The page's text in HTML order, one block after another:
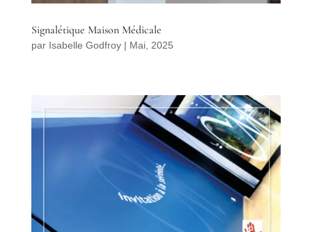
Signalétique Maison Médicale
par Isabelle Godfroy| Mai, 2025